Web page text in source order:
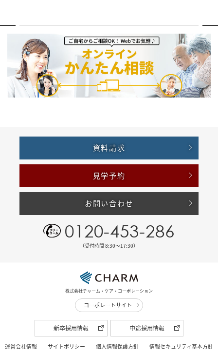
資料請求
見学予約
お問い合わせ
0120-453-286
（受付時間 8:30〜17:30）
株式会社チャーム・ケア・コーポレーション
コーポレートサイト
新卒採用情報 中途採用情報
運営会社情報 サイトポリシー 個人情報保護方針 情報セキュリティ基本方針